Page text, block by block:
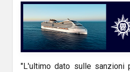
"L'ultimo dato sulle sanzioni